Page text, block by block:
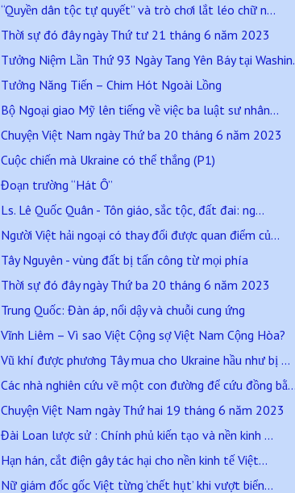
“Quyền dân tộc tự quyết” và trò chơi lắt léo chữ n...
Thời sự đó đây ngày Thứ tư 21 tháng 6 năm 2023
Tưởng Niệm Lần Thứ 93 Ngày Tang Yên Báy tại
Tưởng Năng Tiến – Chim Hót Ngoài Lồng
Bộ Ngoại giao Mỹ lên tiếng về việc ba luật sư nhân...
Chuyện Việt Nam ngày Thứ ba 20 tháng 6 năm 2023
Cuộc chiến mà Ukraine có thể thắng (P1)
Đoạn trường “Hát Ô”
Ls. Lê Quốc Quân - Tôn giáo, sắc tộc, đất đai: ng...
Người Việt hải ngoại có thay đổi được quan điểm củ...
Tây Nguyên - vùng đất bị tấn công từ mọi phía
Thời sự đó đây ngày Thứ ba 20 tháng 6 năm 2023
Trung Quốc: Đàn áp, nổi dậy và chuỗi cung ứng
Vĩnh Liêm – Vì sao Việt Cộng sợ Việt Nam Cộng Hòa?
Vũ khí được phương Tây mua cho Ukraine hầu như bị ...
Các nhà nghiên cứu vẽ một con đường để cứu đồng bằ...
Chuyện Việt Nam ngày Thứ hai 19 tháng 6 năm 2023
Đài Loan lược sử : Chính phủ kiến tạo và nền kinh ...
Hạn hán, cắt điện gây tác hại cho nền kinh tế Việt...
Nữ giám đốc gốc Việt từng ‘chết hụt’ khi vượt biển...